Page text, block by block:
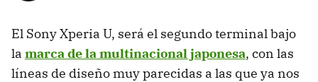
El Sony Xperia U, será el segundo terminal bajo
la marca de la multinacional japonesa, con las
líneas de diseño muy parecidas a las que ya nos